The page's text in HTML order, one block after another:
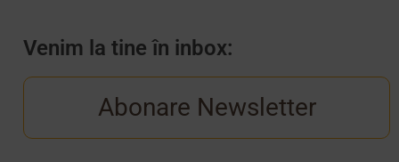
Venim la tine în inbox:
Abonare Newsletter